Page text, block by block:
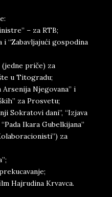
– za RTB;
i “Zabavljajući gospodina
(jedne priče) za
u Titogradu;
Arsenija Njegovana” i
za Prosvetu;
Sokratovi dani”, “Izjava
Ikara Gubelkijana”
za
Hajrudina Krvavca.